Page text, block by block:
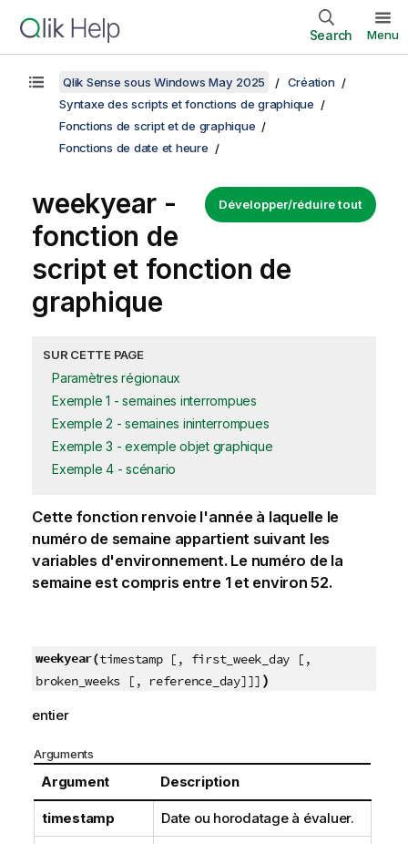
Search Menu
Qlik Sense sous Windows May 2025
Création
Syntaxe des scripts et fonctions de graphique
Fonctions de script et de graphique
Fonctions de date et heure
Développer/réduire tout
weekyear -
fonction de
script et fonction de
graphique
SUR CETTE PAGE
Paramètres régionaux
Exemple 1 - semaines interrompues
Exemple 2 - semaines ininterrompues
Exemple 3 - exemple objet graphique
Exemple 4 - scénario
Cette fonction renvoie l'année à laquelle le
numéro de semaine appartient suivant les
variables d'environnement. Le numéro de la
semaine est compris entre 1 et environ 52.
weekyear(timestamp [, first_week_day [,
broken_weeks [, reference_day]]] )
entier
Arguments
Argument Description
timestamp Date ou horodatage à évaluer.